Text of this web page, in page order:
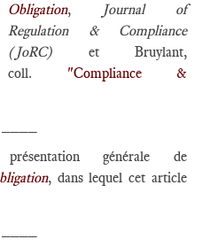
Obligation,
Journal of
Regulation & Compliance
(JoRC) et Bruylant,
coll. "Compliance &
générale de
, dans lequel cet article